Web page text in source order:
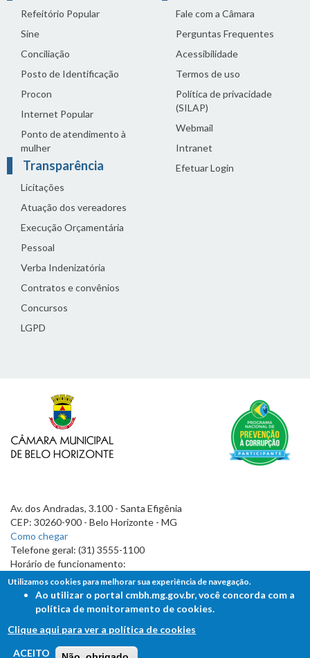
Refeitório Popular
Sine
Conciliação
Posto de Identificação
Procon
Internet Popular
Ponto de atendimento à
mulher
Transparência
Licitações
Atuação dos vereadores
Execução Orçamentária
Pessoal
Verba Indenizatória
Contratos e convênios
Concursos
LGPD
Fale com a Câmara
Perguntas Frequentes
Acessibilidade
Termos de uso
Política de privacidade
(SILAP)
Webmail
Intranet
Efetuar Login
Av. dos Andradas, 3.100 - Santa Efigênia
CEP: 30260-900 - Belo Horizonte - MG
Como chegar
Telefone geral: (31) 3555-1100
Horário de funcionamento:
7h às 19h
FALE COM A CÂMARA
Utilizamos cookies para melhorar sua experiência de navegação.
Ao utilizar o portal cmbh.mg.gov.br, você concorda com a
política de monitoramento de cookies.
Clique aqui para ver a política de cookies
ACEITO